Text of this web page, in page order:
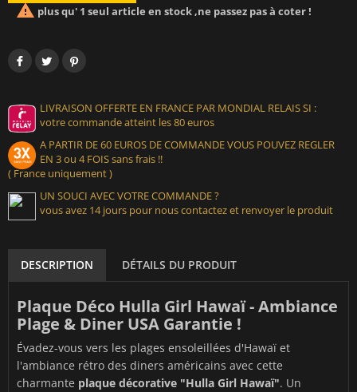
 plus qu' 1 seul article en stock ,ne passez pas à coter !
LIVRAISON OFFERTE EN FRANCE PAR MONDIAL RELAIS SI :
votre commande atteint les 80 euros
A PARTIR DE 60 EUROS DE COMMANDE VOUS POUVEZ REGLER
EN 3 ou 4 FOIS sans frais !!
( France uniquement )
UN SOUCI AVEC VOTRE COMMANDE ?
vous avez 14 jours pour nous contactez et renvoyer le produit
DESCRIPTION DÉTAILS DU PRODUIT
Plaque Déco Hulla Girl Hawaï - Ambiance
Plage & Diner USA Garantie !
Évadez-vous vers les plages ensoleillées d'Hawaï et
l'ambiance rétro des diners américains avec cette
charmante plaque décorative "Hulla Girl Hawaï". Un